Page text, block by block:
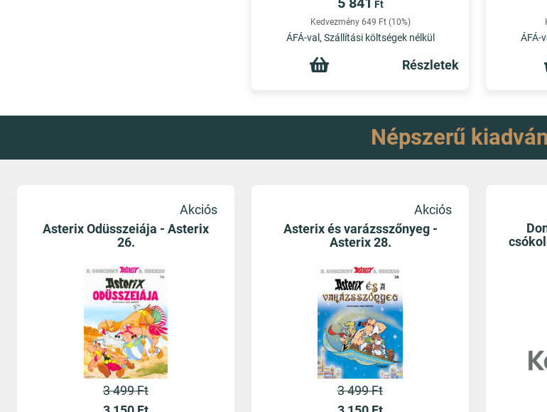
Ft
Kedvezmény 649 Ft (10%)
ÁFÁ-val, Szállítási költségek nélkül
Részletek
ÁFÁ-
Népszerű
Asterix Odüsszeiája - Asterix
26.
Akciós
3 499 Ft
Asterix és varázsszőnyeg -
Asterix 28.
Akciós
3 499 Ft